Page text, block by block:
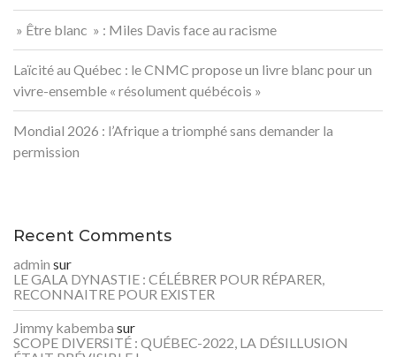
» Être blanc » : Miles Davis face au racisme
Laïcité au Québec : le CNMC propose un livre blanc pour un
vivre-ensemble « résolument québécois »
Mondial 2026 : l’Afrique a triomphé sans demander la
permission
Recent Comments
admin sur
LE GALA DYNASTIE : CÉLÉBRER POUR RÉPARER,
RECONNAITRE POUR EXISTER
Jimmy kabemba sur
SCOPE DIVERSITÉ : QUÉBEC-2022, LA DÉSILLUSION